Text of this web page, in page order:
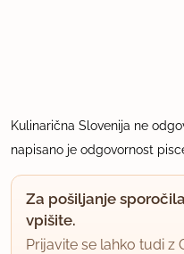
Kulinarična Slovenija ne
napisano je odgovornost
Za pošiljanje
vpišite.
Prijavite se lahko tudi z